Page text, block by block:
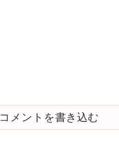
コメントを書き込む